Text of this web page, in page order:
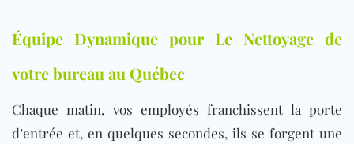
Équipe Dynamique pour Le Nettoyage de
votre bureau au Québec
Chaque matin, vos employés franchissent la porte
d’entrée et, en quelques secondes, ils se forgent une